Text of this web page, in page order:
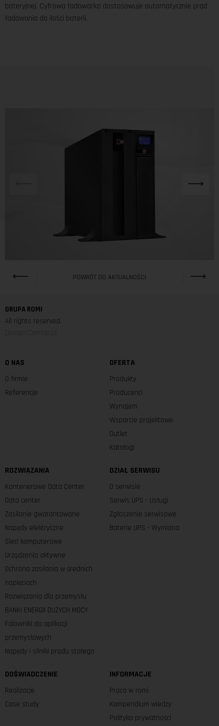
bateryjnej. Cyfrowa ładowarka dostosowuje automatycznie prąd
ładowania do ilości baterii.
POWRÓT DO AKTUALNOŚCI
GRUPA ROMI
All rights reserved.
O NAS
O firmie
Referencje
OFERTA
Produkty
Producenci
Wynajem
Wsparcie projektowe
Outlet
Katalogi
ROZWIĄZANIA
Kontenerowe Data Center
Data center
Zasilanie gwarantowane
Napędy elektryczne
Sieci komputerowe
Urządzenia aktywne
Ochrona zasilania w średnich
napięciach
Rozwiązania dla przemysłu
BANKI ENERGII DUŻYCH MOCY
Falowniki do aplikacji
przemysłowych
Napędy i silniki prądu stałego
DZIAŁ SERWISU
O serwisie
Serwis UPS - Usługi
Zgłoszenie serwisowe
Baterie UPS - Wymiana
DOŚWIADCZENIE
Realizacje
Case study
INFORMACJE
Praca w romi
Kompendium wiedzy
Polityka prywatności